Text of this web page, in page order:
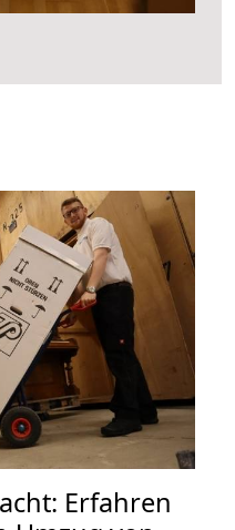
Erfahren